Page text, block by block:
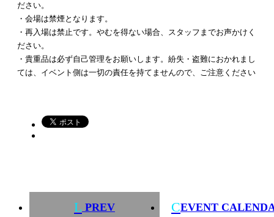
ださい。
・会場は禁煙となります。
・再入場は禁止です。やむを得ない場合、スタッフまでお声かけく
ださい。
・貴重品は必ず自己管理をお願いします。紛失・盗難におかれまし
ては、イベント側は一切の責任を持てませんので、ご注意ください
L PREV CEVENT